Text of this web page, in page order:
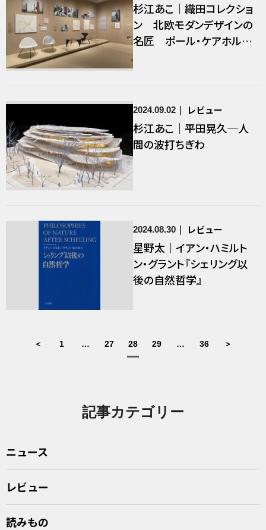
杉江あこ｜織田コレクショ
ン 北欧モダンデザインの
名匠 ポール・ケアホルム
2024.09.02 レビュー
杉江あこ｜平田晃久─人
間の波打ちぎわ
2024.08.30 レビュー
星野太｜イアン・ハミルト
ン・グラント『シェリング以
後の自然哲学』
＜ 1 … 27 28 29 … 36 ＞
記事カテゴリー
ニュース
レビュー
読みもの